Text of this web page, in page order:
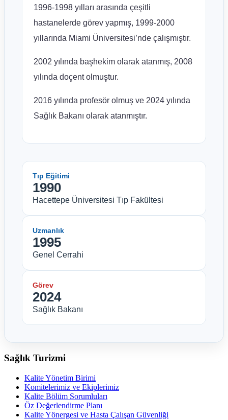
1996-1998 yılları arasında çeşitli
hastanelerde görev yapmış, 1999-2000
yıllarında Miami Üniversitesi’nde çalışmıştır.
2002 yılında başhekim olarak atanmış, 2008
yılında doçent olmuştur.
2016 yılında profesör olmuş ve 2024 yılında
Sağlık Bakanı olarak atanmıştır.
Tıp Eğitimi
1990
Hacettepe Üniversitesi Tıp Fakültesi
Uzmanlık
1995
Genel Cerrahi
Görev
2024
Sağlık Bakanı
Sağlık Turizmi
Kalite Yönetim Birimi
Komitelerimiz ve Ekiplerimiz
Kalite Bölüm Sorumluları
Öz Değerlendirme Planı
Kalite Yönergesi ve Hasta Çalışan Güvenliği